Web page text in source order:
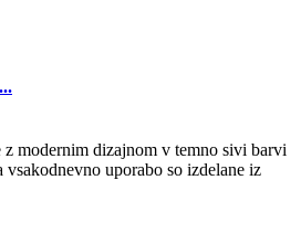
modernim dizajnom v temno sivi barvi
uporabo so izdelane iz